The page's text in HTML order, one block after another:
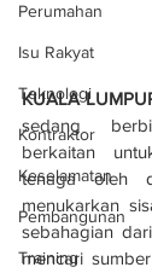
Perumahan
Isu Rakyat
Teknologi
Kontraktor
Keselamatan
Pembangunan
Training
KUALA
sedang
berkaitan
tenaga oleh
menukarkan
sebahagian
mencari